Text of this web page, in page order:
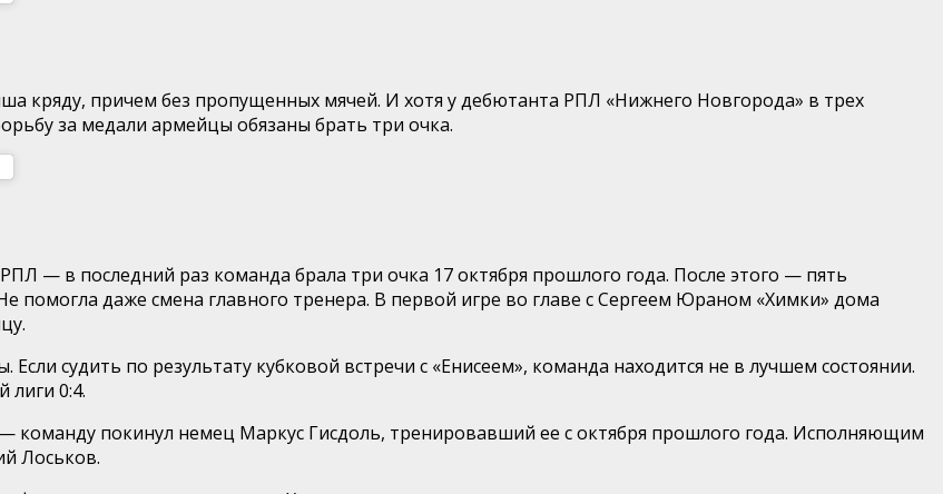
кряду, причем без пропущенных мячей. И хотя у дебютанта РПЛ «Нижнего Новгорода» в трех
за медали армейцы обязаны брать три очка.
— в последний раз команда брала три очка 17 октября прошлого года. После этого — пять
помогла даже смена главного тренера. В первой игре во главе с Сергеем Юраном «Химки» дома
судить по результату кубковой встречи с «Енисеем», команда находится не в лучшем состоянии.
лиги 0:4.
команду покинул немец Маркус Гисдоль, тренировавший ее с октября прошлого года. Исполняющим
Лоськов.